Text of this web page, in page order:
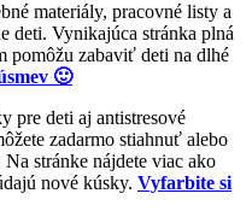
materiály, pracovné listy a
deti. Vynikajúca stránka plná
pomôžu zabaviť deti na dlhé
🙂
pre deti aj antistresové
zadarmo stiahnuť alebo
stránke nájdete viac ako
nové kúsky. Vyfarbite si